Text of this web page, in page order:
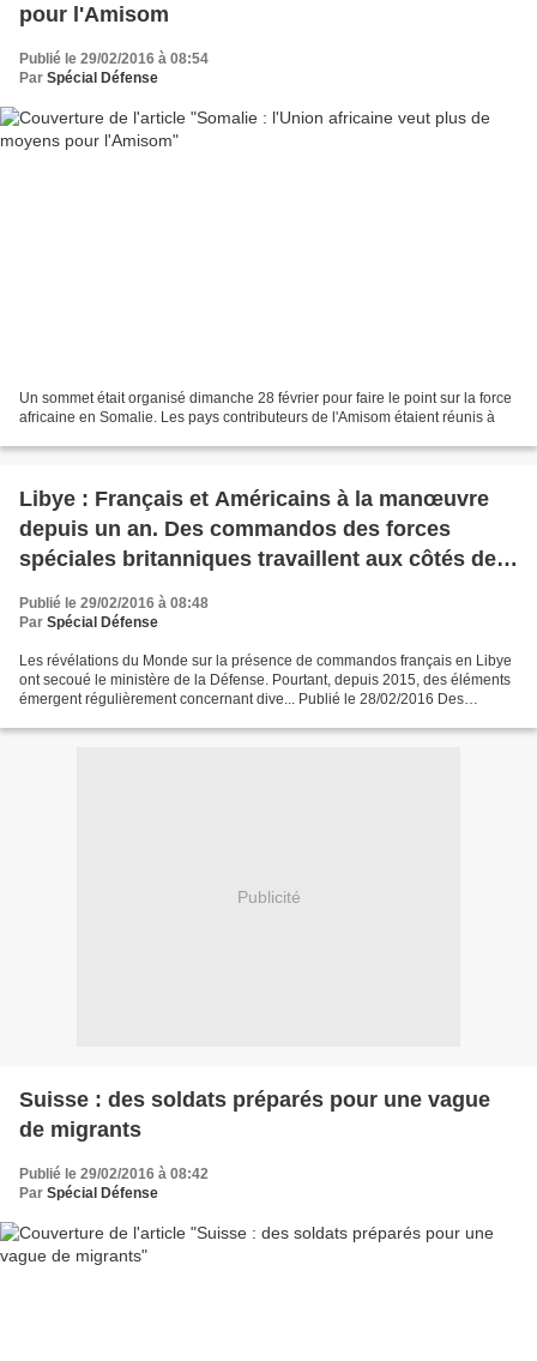
pour l'Amisom
Publié le 29/02/2016 à 08:54
Par Spécial Défense
Un sommet était organisé dimanche 28 février pour faire le point sur la force
africaine en Somalie. Les pays contributeurs de l'Amisom étaient réunis à
Libye : Français et Américains à la manœuvre
depuis un an. Des commandos des forces
spéciales britanniques travaillent aux côtés de
leurs homologues américains dans la ville de
Misrata
Publié le 29/02/2016 à 08:48
Par Spécial Défense
Les révélations du Monde sur la présence de commandos français en Libye
ont secoué le ministère de la Défense. Pourtant, depuis 2015, des éléments
émergent régulièrement concernant dive... Publié le 28/02/2016 Des
Publicité
Suisse : des soldats préparés pour une vague
de migrants
Publié le 29/02/2016 à 08:42
Par Spécial Défense